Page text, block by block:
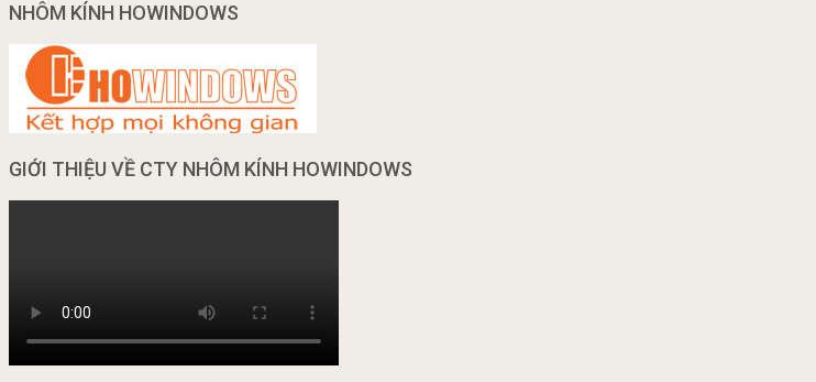
NHÔM KÍNH HOWINDOWS
GIỚI THIỆU VỀ CTY NHÔM KÍNH HOWINDOWS